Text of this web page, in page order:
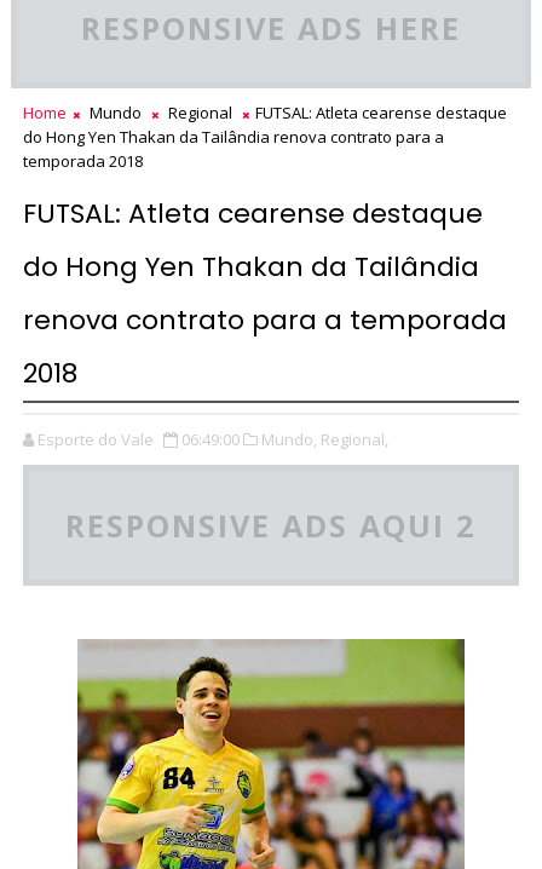
RESPONSIVE ADS HERE
Home Mundo Regional
FUTSAL: Atleta cearense destaque
do Hong Yen Thakan da Tailândia renova contrato para a
temporada 2018
FUTSAL: Atleta cearense destaque
do Hong Yen Thakan da Tailândia
renova contrato para a temporada
2018
Esporte do Vale 06:49:00 Mundo, Regional,
RESPONSIVE ADS AQUI 2